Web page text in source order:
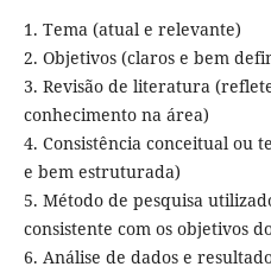
1. Tema (atual e relevante)
2. Objetivos (claros e bem
3. Revisão de literatura
conhecimento na área)
4. Consistência conceitual ou
e bem estruturada)
5. Método de pesquisa
consistente com os objetivos
6. Análise de dados e